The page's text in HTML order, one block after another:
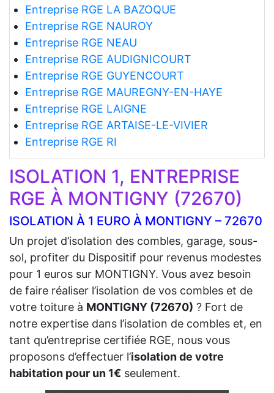
Entreprise RGE LA BAZOQUE
Entreprise RGE NAUROY
Entreprise RGE NEAU
Entreprise RGE AUDIGNICOURT
Entreprise RGE GUYENCOURT
Entreprise RGE MAUREGNY-EN-HAYE
Entreprise RGE LAIGNE
Entreprise RGE ARTAISE-LE-VIVIER
Entreprise RGE RI
ISOLATION 1, ENTREPRISE
RGE À MONTIGNY (72670)
ISOLATION À 1 EURO À MONTIGNY – 72670
Un projet d’isolation des combles, garage, sous-
sol, profiter du Dispositif pour revenus modestes
pour 1 euros sur MONTIGNY. Vous avez besoin
de faire réaliser l’isolation de vos combles et de
votre toiture à MONTIGNY (72670) ? Fort de
notre expertise dans l’isolation de combles et, en
tant qu’entreprise certifiée RGE, nous vous
proposons d’effectuer l’isolation de votre
habitation pour un 1€ seulement.